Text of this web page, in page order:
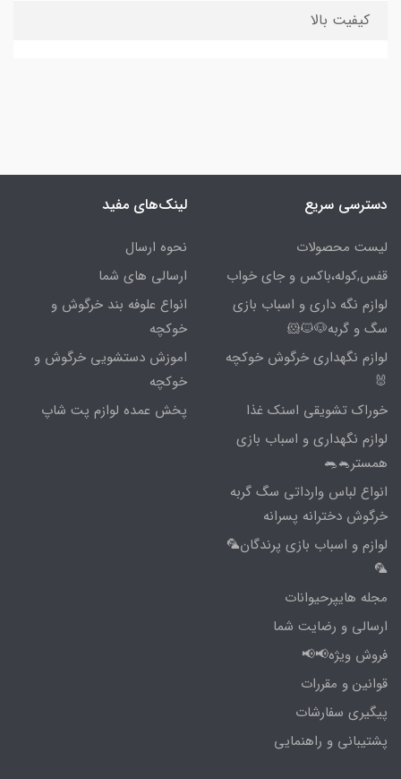
کیفیت بالا
دسترسی سریع
لیست محصولات
قفس,کوله،باکس و جای خواب
لوازم نگه داری و اسباب بازی
سگ و گربه🐶🐱🐹
لوازم نگهداری خرگوش خوکچه
🐰
خوراک تشویقی اسنک غذا
لوازم نگهداری و اسباب بازی
همستر🐁🐀
انواع لباس وارداتی سگ گربه
خرگوش دخترانه پسرانه
لوازم و اسباب بازی پرندگان🦜
🦜
مجله هایپرحیوانات
ارسالی و رضایت شما
فروش ویژه📢📢
قوانین و مقررات
پیگیری سفارشات
پشتیبانی و راهنمایی
لینک‌های مفید
نحوه ارسال
ارسالی های شما
انواع علوفه بند خرگوش و
خوکچه
اموزش دستشویی خرگوش و
خوکچه
پخش عمده لوازم پت شاپ